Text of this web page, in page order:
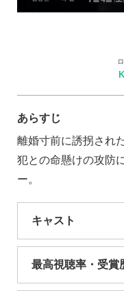
あらすじ
離婚寸前に誘拐され
犯との命懸けの攻防
ー。
キャスト
最高視聴率・受賞